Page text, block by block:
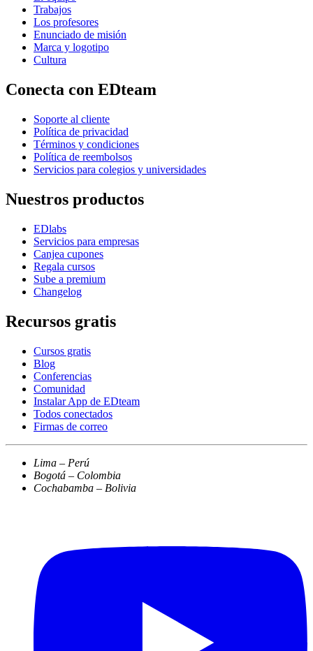
Trabajos
Los profesores
Enunciado de misión
Marca y logotipo
Cultura
Conecta con EDteam
Soporte al cliente
Política de privacidad
Términos y condiciones
Política de reembolsos
Servicios para colegios y universidades
Nuestros productos
EDlabs
Servicios para empresas
Canjea cupones
Regala cursos
Sube a premium
Changelog
Recursos gratis
Cursos gratis
Blog
Conferencias
Comunidad
Instalar App de EDteam
Todos conectados
Firmas de correo
Lima – Perú
Bogotá – Colombia
Cochabamba – Bolivia